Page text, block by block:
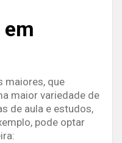
maiores, que
maior variedade de
de aula e estudos,
pode optar